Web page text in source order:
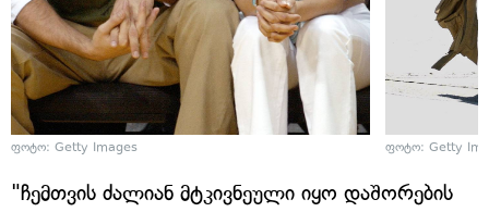
ფოტო: Getty Images ფოტო: Getty
"ჩემთვის ძალიან მტკივნეული იყო დაშორების